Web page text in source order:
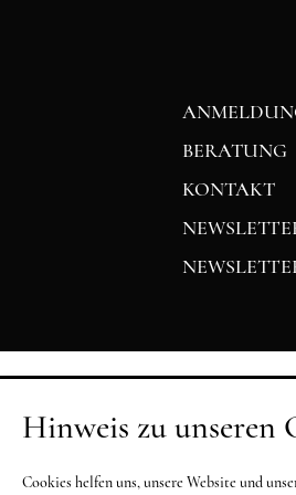
BERATUNG
KONTAKT
Hinweis zu unseren
Cookies helfen uns, unsere Website und